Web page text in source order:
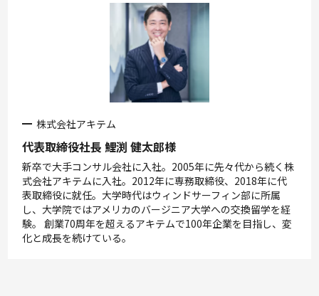
株式会社アキテム
代表取締役社長 鯉渕 健太郎様
新卒で大手コンサル会社に入社。2005年に先々代から続く株
式会社アキテムに入社。2012年に専務取締役、2018年に代
表取締役に就任。大学時代はウィンドサーフィン部に所属
し、大学院ではアメリカのバージニア大学への交換留学を経
験。 創業70周年を超えるアキテムで100年企業を目指し、変
化と成長を続けている。